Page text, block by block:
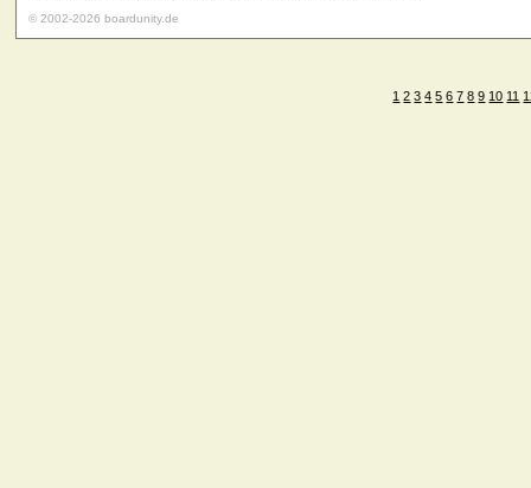
© 2002-2026 boardunity.de
1 2 3 4 5 6 7 8 9 10 11